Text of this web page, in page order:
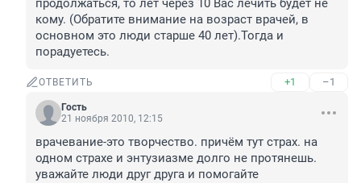
продолжаться, то лет через 10 Вас лечить будет не
кому. (Обратите внимание на возраст врачей, в
основном это люди старше 40 лет).Тогда и
порадуетесь.
ОТВЕТИТЬ +1 –1
Гость
21 ноября 2010, 12:15
врачевание-это творчество. причём тут страх. на
одном страхе и энтузиазме долго не протянешь.
уважайте люди друг друга и помогайте